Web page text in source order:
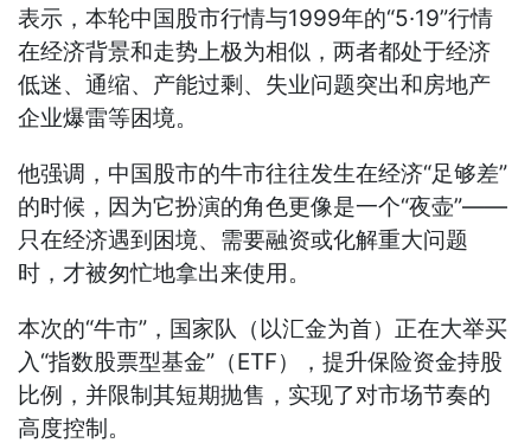
表示，本轮中国股市行情与1999年的“5·19”行情
在经济背景和走势上极为相似，两者都处于经济
低迷、通缩、产能过剩、失业问题突出和房地产
企业爆雷等困境。
他强调，中国股市的牛市往往发生在经济“足够差”
的时候，因为它扮演的角色更像是一个“夜壶”——
只在经济遇到困境、需要融资或化解重大问题
时，才被匆忙地拿出来使用。
本次的“牛市”，国家队（以汇金为首）正在大举买
入“指数股票型基金”（ETF），提升保险资金持股
比例，并限制其短期抛售，实现了对市场节奏的
高度控制。